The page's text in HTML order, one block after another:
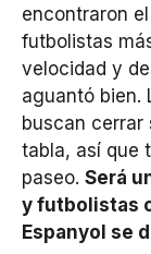
encontraron
futbolistas
velocidad y
aguantó bien.
buscan cerrar
tabla, así que
paseo. Será
y futbolistas
Espanyol se